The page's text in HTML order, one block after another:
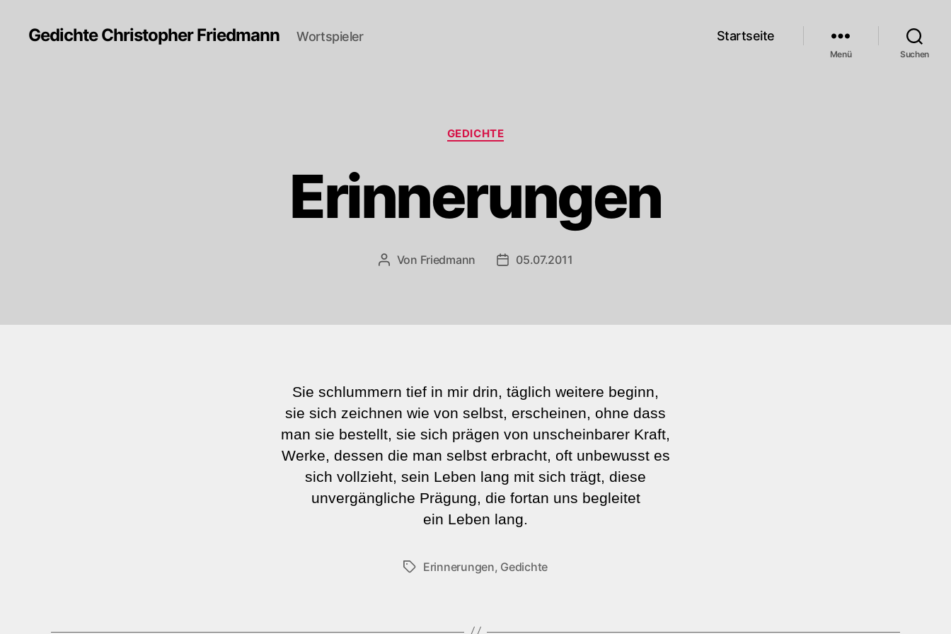
Gedichte Christopher Friedmann Wortspieler Startseite
Menü Suchen
Kategorien
GEDICHTE
Erinnerungen
Beitragsautor
Von Friedmann Veröffentlichungsdatum
05.07.2011
Sie schlummern tief in mir drin, täglich weitere beginn,
sie sich zeichnen wie von selbst, erscheinen, ohne dass
man sie bestellt, sie sich prägen von unscheinbarer Kraft,
Werke, dessen die man selbst erbracht, oft unbewusst es
sich vollzieht, sein Leben lang mit sich trägt, diese
unvergängliche Prägung, die fortan uns begleitet
ein Leben lang.
Schlagwörter
Erinnerungen, Gedichte